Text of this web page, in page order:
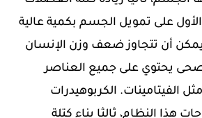
على تمويل الجسم بكمية عالية
يمكن أن تتجاوز ضعف وزن الإنسان
صحى يحتوي على جميع العناصر
الفيتامينات. الكربوهيدرات
هذا النظام، ثالثا بناء كتلة